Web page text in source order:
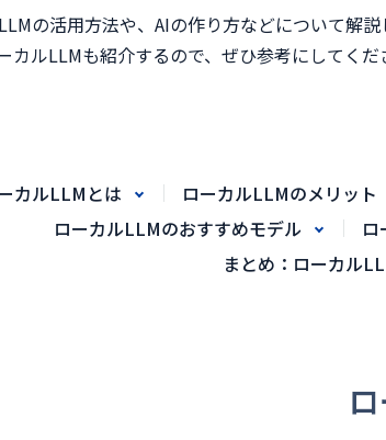
の活用方法や、AIの作り方などについて解説
カルLLMも紹介するので、ぜひ参考にしてくだ
カルLLMとは ローカルLLMのメリット
ローカルLLMのおすすめモデル
まとめ：ローカル